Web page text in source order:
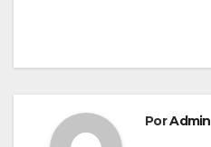
PorAdmin